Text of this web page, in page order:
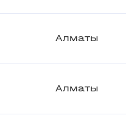
Алматы
Алматы